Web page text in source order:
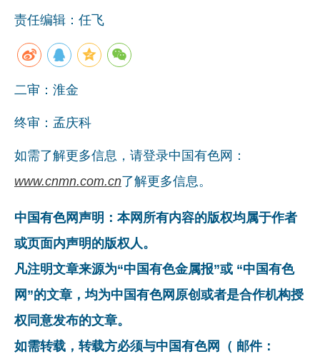
企业文化
《资源再生》杂志
行情报价
数字报
责任编辑：任飞
二审：淮金
终审：孟庆科
如需了解更多信息，请登录中国有色网：
www.cnmn.com.cn了解更多信息。
中国有色网声明：本网所有内容的版权均属于作者
或页面内声明的版权人。
凡注明文章来源为“中国有色金属报”或 “中国有色
网”的文章，均为中国有色网原创或者是合作机构授
权同意发布的文章。
如需转载，转载方必须与中国有色网（ 邮件：